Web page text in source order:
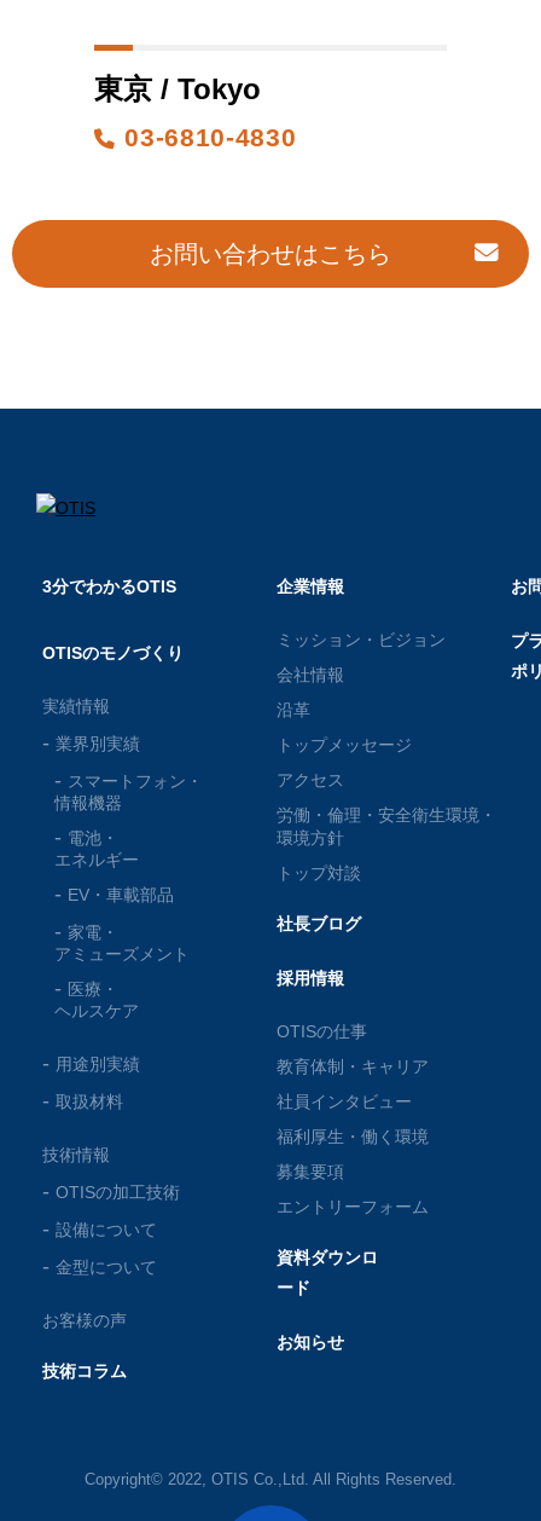
東京 / Tokyo
03-6810-4830
お問い合わせはこちら
3分でわかるOTIS
OTISのモノづくり
実績情報
業界別実績
スマートフォン・
情報機器
電池・
エネルギー
EV・車載部品
家電・
アミューズメント
医療・
ヘルスケア
用途別実績
取扱材料
技術情報
OTISの加工技術
設備について
金型について
お客様の声
技術コラム
企業情報
ミッション・ビジョン
会社情報
沿革
トップメッセージ
アクセス
労働・倫理・安全衛生環境・
環境方針
トップ対談
社長ブログ
採用情報
OTISの仕事
教育体制・キャリア
社員インタビュー
福利厚生・働く環境
募集要項
エントリーフォーム
資料ダウンロ
ード
お知らせ
お
プ
ポ
Copyright© 2022, OTIS Co.,Ltd. All Rights Reserved.